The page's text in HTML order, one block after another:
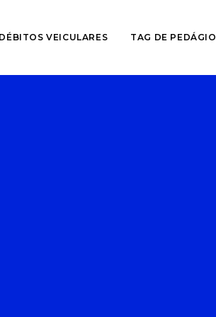
DÉBITOS VEICULARES TAG DE PEDÁGIO